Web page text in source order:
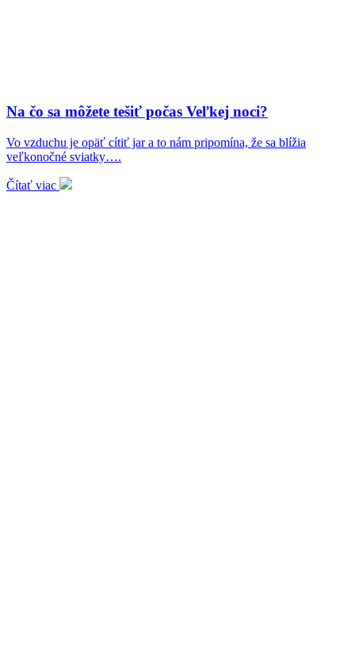
Na čo sa môžete tešiť počas Veľkej noci?
Vo vzduchu je opäť cítiť jar a to nám pripomína, že sa blížia
veľkonočné sviatky….
Čítať viac